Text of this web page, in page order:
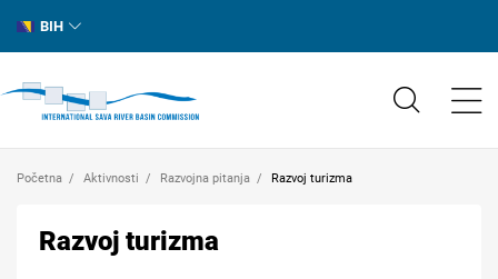
BIH
Početna Aktivnosti Razvojna pitanja Razvoj turizma
Razvoj turizma